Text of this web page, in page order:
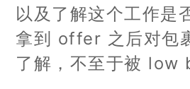
以及了解这个工作是
拿到 offer 之后对包
了解，不至于被 low